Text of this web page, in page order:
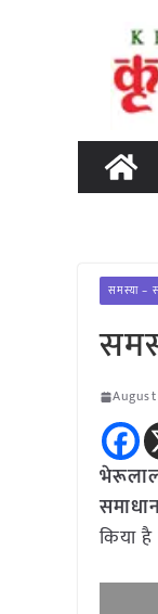
content
समस्या –
किया